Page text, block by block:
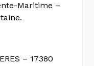
Maritime –
– 17380